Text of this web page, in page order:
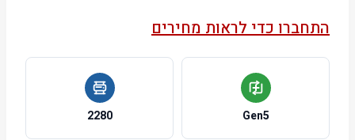
התחברו כדי לראות מחירים
Gen5
2280